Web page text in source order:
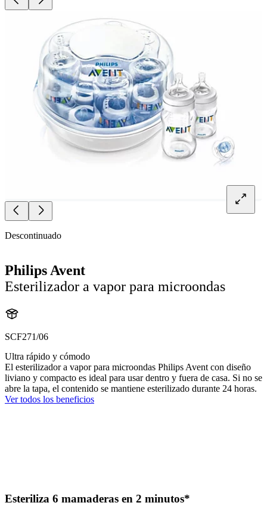
Descontinuado
Philips Avent
Esterilizador a vapor para microondas
SCF271/06
Ultra rápido y cómodo
El esterilizador a vapor para microondas Philips Avent con diseño
liviano y compacto es ideal para usar dentro y fuera de casa. Si no se
abre la tapa, el contenido se mantiene esterilizado durante 24 horas.
Ver todos los beneficios
Esteriliza 6 mamaderas en 2 minutos*